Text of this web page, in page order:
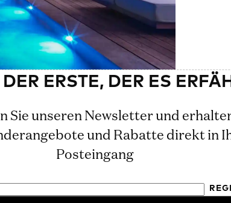
Sie unseren Newsletter und
und Rabatte direkt in
Posteingang